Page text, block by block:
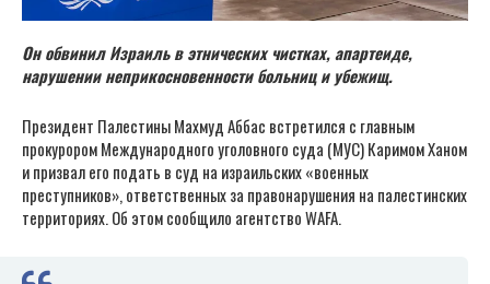
Он обвинил Израиль в этнических чистках, апартеиде,
нарушении неприкосновенности больниц и убежищ.
Президент Палестины Махмуд Аббас встретился с главным
прокурором Международного уголовного суда (МУС) Каримом Ханом
и призвал его подать в суд на израильских «военных
преступников», ответственных за правонарушения на палестинских
территориях. Об этом сообщило агентство WAFA.